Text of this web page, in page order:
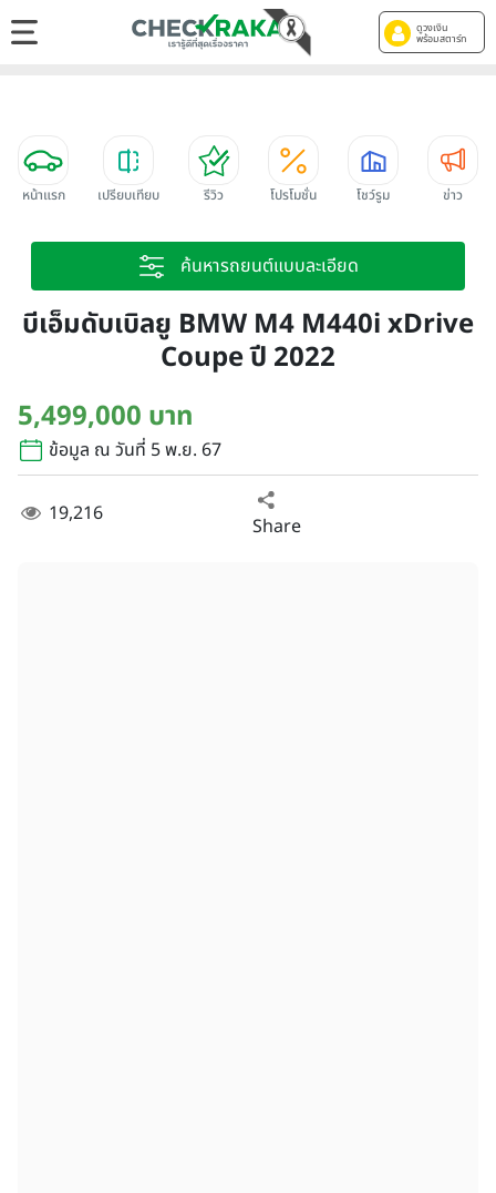
ดูวงเงิน
พร้อมสตาร์ท
หน้าแรก เปรียบเทียบ รีวิว โปรโมชั่น โชว์รูม ข่าว
ค้นหารถยนต์แบบละเอียด
บีเอ็มดับเบิลยู BMW M4 M440i xDrive
Coupe ปี 2022
5,499,000 บาท
ข้อมูล ณ วันที่ 5 พ.ย. 67
19,216 Share